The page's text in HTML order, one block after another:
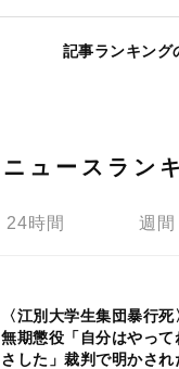
記事ランキング
ニュースラン
24時間 週間
〈江別大学生集団暴行
無期懲役「自分はやって
さした」裁判で明かされ